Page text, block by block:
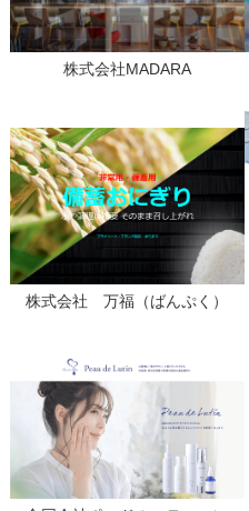
株式会社MADARA
株式会社 万福（ばんぷく）